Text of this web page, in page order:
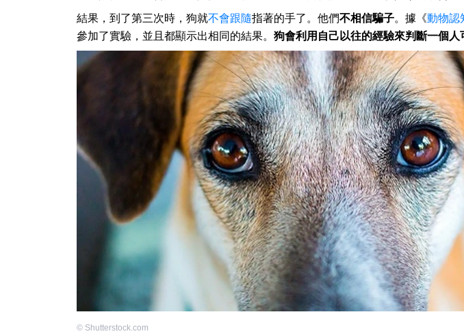
結果，到了第三次時，狗就不會跟隨指著的手了。他們不相信騙子。據《動物認
參加了實驗，並且都顯示出相同的結果。 狗會利用自己以往的經驗來判斷一個人
© Shutterstock.com